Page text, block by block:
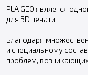
PLA GEO является
для 3D печати.
Благодаря
и специальному
проблем,